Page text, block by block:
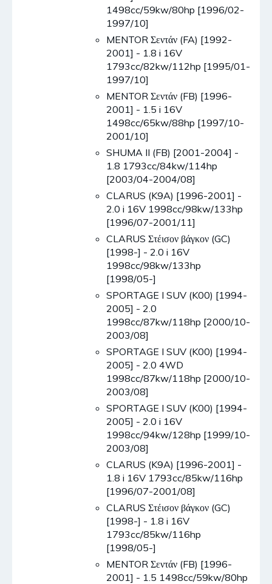
1498cc/59kw/80hp [1996/02-
1997/10]
MENTOR Σεντάν (FA) [1992-
2001] - 1.8 i 16V
1793cc/82kw/112hp [1995/01-
1997/10]
MENTOR Σεντάν (FB) [1996-
2001] - 1.5 i 16V
1498cc/65kw/88hp [1997/10-
2001/10]
SHUMA II (FB) [2001-2004] -
1.8 1793cc/84kw/114hp
[2003/04-2004/08]
CLARUS (K9A) [1996-2001] -
2.0 i 16V 1998cc/98kw/133hp
[1996/07-2001/11]
CLARUS Στέισον βάγκον (GC)
[1998-] - 2.0 i 16V
1998cc/98kw/133hp
[1998/05-]
SPORTAGE I SUV (K00) [1994-
2005] - 2.0
1998cc/87kw/118hp [2000/10-
2003/08]
SPORTAGE I SUV (K00) [1994-
2005] - 2.0 4WD
1998cc/87kw/118hp [2000/10-
2003/08]
SPORTAGE I SUV (K00) [1994-
2005] - 2.0 i 16V
1998cc/94kw/128hp [1999/10-
2003/08]
CLARUS (K9A) [1996-2001] -
1.8 i 16V 1793cc/85kw/116hp
[1996/07-2001/08]
CLARUS Στέισον βάγκον (GC)
[1998-] - 1.8 i 16V
1793cc/85kw/116hp
[1998/05-]
MENTOR Σεντάν (FB) [1996-
2001] - 1.5 1498cc/59kw/80hp